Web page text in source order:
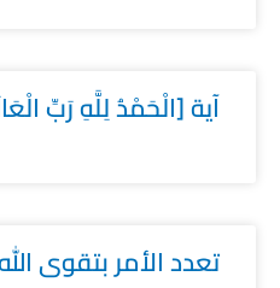
آية [الْحَمْدُ لِلَّهِ رَبِّ
تعدد الأمر بتقوى